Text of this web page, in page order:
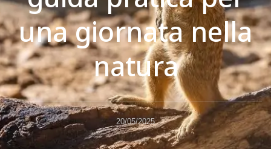
una giornata nella
natura
20/05/2025